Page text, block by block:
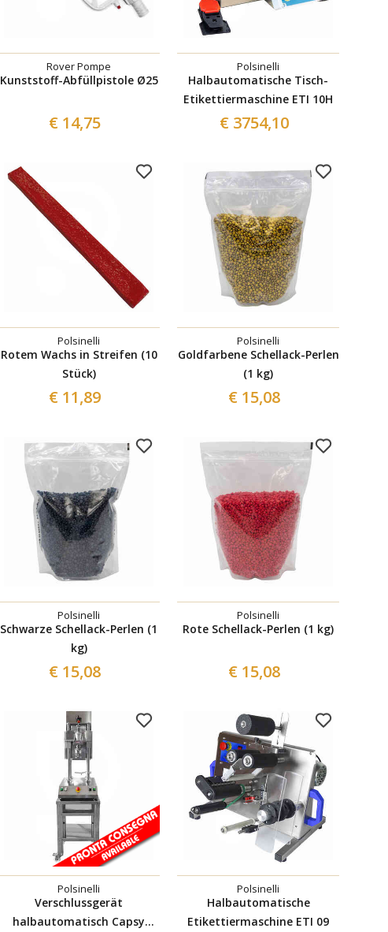
Rover Pompe
Kunststoff-Abfüllpistole Ø25
€ 14,75
Polsinelli
Halbautomatische Tisch-
Etikettiermaschine ETI 10H
€ 3754,10
Polsinelli
Rotem Wachs in Streifen (10
Stück)
€ 11,89
Polsinelli
Goldfarbene Schellack-Perlen
(1 kg)
€ 15,08
Polsinelli
Schwarze Schellack-Perlen (1
kg)
€ 15,08
Polsinelli
Rote Schellack-Perlen (1 kg)
€ 15,08
Polsinelli
Verschlussgerät
halbautomatisch Capsy
Polsinelli
Halbautomatische
Etikettiermaschine ETI 09